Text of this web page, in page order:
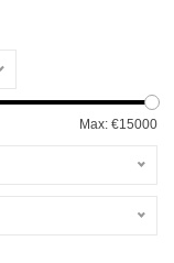
Max: €15000